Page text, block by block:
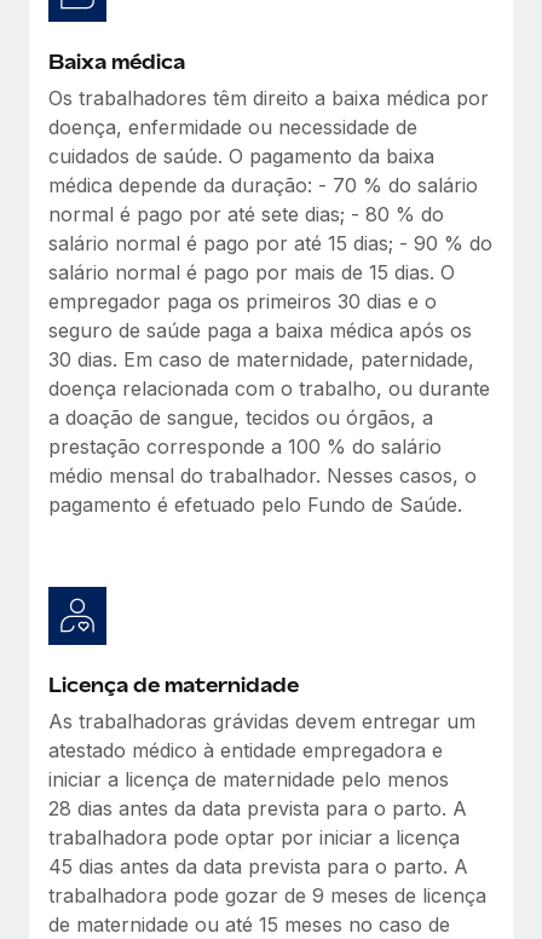
Baixa médica
Os trabalhadores têm direito a baixa médica por
doença, enfermidade ou necessidade de
cuidados de saúde. O pagamento da baixa
médica depende da duração: - 70 % do salário
normal é pago por até sete dias; - 80 % do
salário normal é pago por até 15 dias; - 90 % do
salário normal é pago por mais de 15 dias. O
empregador paga os primeiros 30 dias e o
seguro de saúde paga a baixa médica após os
30 dias. Em caso de maternidade, paternidade,
doença relacionada com o trabalho, ou durante
a doação de sangue, tecidos ou órgãos, a
prestação corresponde a 100 % do salário
médio mensal do trabalhador. Nesses casos, o
pagamento é efetuado pelo Fundo de Saúde.
Licença de maternidade
As trabalhadoras grávidas devem entregar um
atestado médico à entidade empregadora e
iniciar a licença de maternidade pelo menos
28 dias antes da data prevista para o parto. A
trabalhadora pode optar por iniciar a licença
45 dias antes da data prevista para o parto. A
trabalhadora pode gozar de 9 meses de licença
de maternidade ou até 15 meses no caso de